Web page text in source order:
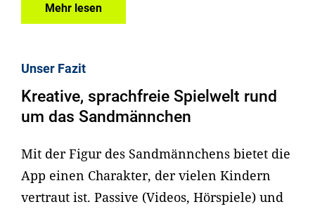
Mehr lesen
Unser Fazit
Kreative, sprachfreie Spielwelt rund
um das Sandmännchen
Mit der Figur des Sandmännchens bietet die
App einen Charakter, der vielen Kindern
vertraut ist. Passive (Videos, Hörspiele) und